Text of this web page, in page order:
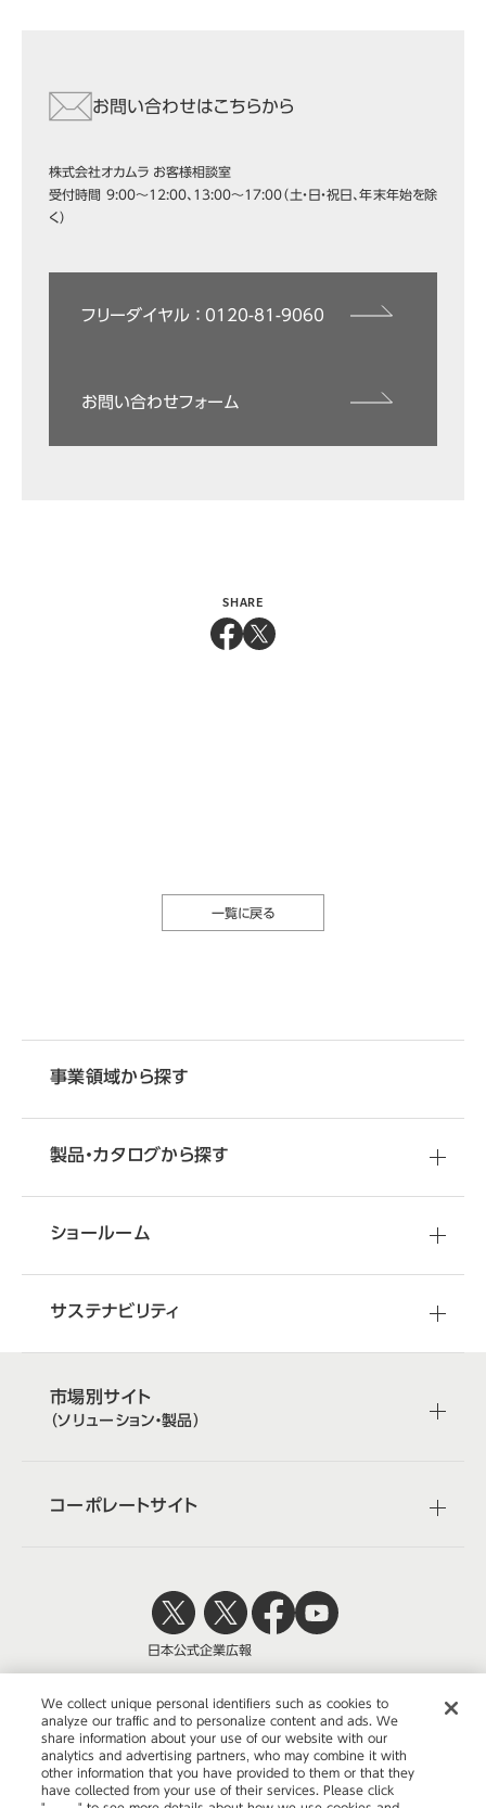
お問い合わせはこちらから
株式会社オカムラ お客様相談室
受付時間 9:00～12:00、13:00～17:00（土・日・祝日、年末年始を除
く）
フリーダイヤル ： 0120-81-9060
お問い合わせフォーム
SHARE
一覧に戻る
事業領域から探す
製品・カタログから探す
ショールーム
サステナビリティ
市場別サイト
（ソリューション・製品）
コーポレートサイト
株式会社オカムラ
日本公式企業広報
We collect unique personal identifiers such as cookies to
analyze our traffic and to personalize content and ads. We
share information about your use of our website with our
analytics and advertising partners, who may combine it with
other information that you have provided to them or that they
have collected from your use of their services. Please click